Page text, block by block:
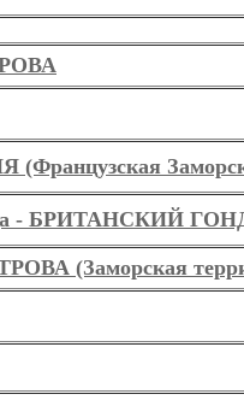
- БРИТАНСКИЙ
(Заморская